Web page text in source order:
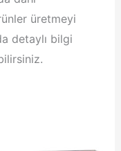
üretmeyi
detaylı bilgi